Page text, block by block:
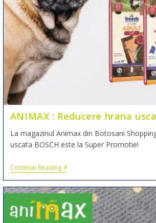
ANIMAX : Reducere hrana
La magazinul Animax din Botosani
uscata BOSCH este la Super Promotie!
Continue Reading